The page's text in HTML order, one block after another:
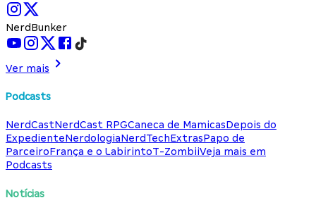
NerdBunker
Ver mais
Podcasts
NerdCastNerdCast RPGCaneca de MamicasDepois do
ExpedienteNerdologiaNerdTechExtrasPapo de
ParceiroFrança e o LabirintoT-ZombiiVeja mais em
Podcasts
Notícias